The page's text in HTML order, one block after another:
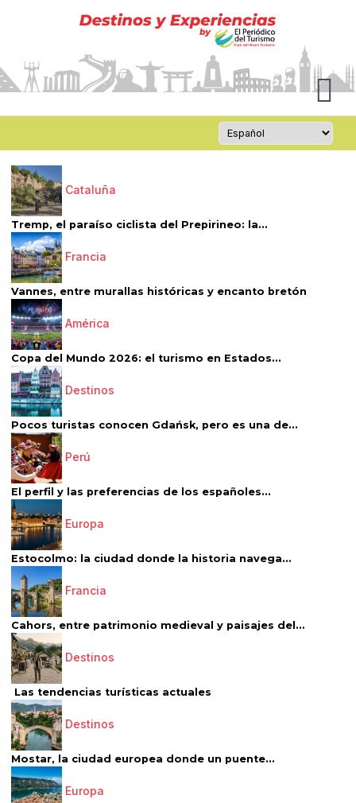
Cataluña
Tremp, el paraíso ciclista del Prepirineo: la...
Francia
Vannes, entre murallas históricas y encanto bretón
América
Copa del Mundo 2026: el turismo en Estados...
Destinos
Pocos turistas conocen Gdańsk, pero es una de...
Perú
El perfil y las preferencias de los españoles...
Europa
Estocolmo: la ciudad donde la historia navega...
Francia
Cahors, entre patrimonio medieval y paisajes del...
Destinos
Las tendencias turísticas actuales
Destinos
Mostar, la ciudad europea donde un puente...
Europa